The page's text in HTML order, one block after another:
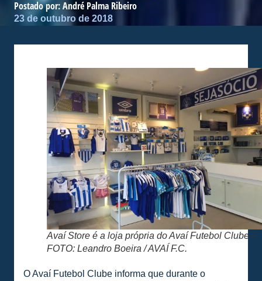
Postado por:André Palma Ribeiro
23 de outubro de 2018
Avaí Store é a loja própria do Avaí Futebol Clube –
FOTO: Leandro Boeira / AVAÍ F.C.
O Avaí Futebol Clube informa que durante o